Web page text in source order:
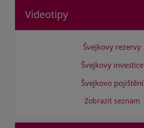
Videotipy
Švejkovy rezervy
Švejkovy investice
Švejkovo pojištění
Zobrazit seznam